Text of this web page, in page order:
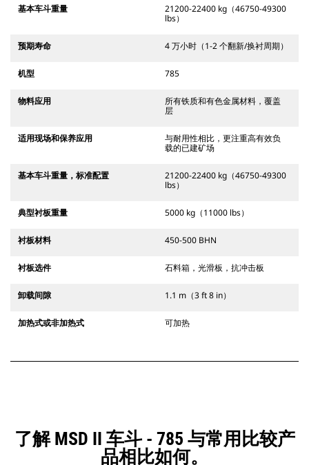
基本车斗重量
21200-22400 kg（46750-49300
lbs）
预期寿命 4 万小时（1-2 个翻新/换衬周期）
机型 785
物料应用
所有铁质和有色金属材料，覆盖
层
适用现场和保养应用
与耐用性相比，更注重高有效负
载的已建矿场
基本车斗重量，标准配置
21200-22400 kg（46750-49300
lbs）
典型衬板重量 5000 kg（11000 lbs）
衬板材料 450-500 BHN
衬板选件 石料箱，光滑板，抗冲击板
卸载间隙 1.1 m（3 ft 8 in）
加热式或非加热式 可加热
了解 MSD II 车斗 - 785 与常用比较产
品相比如何。